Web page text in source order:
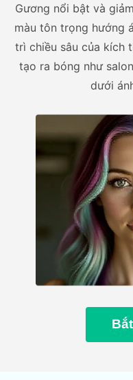
Gương nổi bật và
màu tôn trọng hướng
trì chiều sâu của kích
tạo ra bóng như
dưới